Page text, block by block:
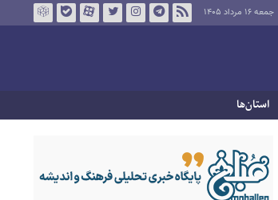
جمعه ۱۶ مرداد ۱۴۰۵
استان‌ها